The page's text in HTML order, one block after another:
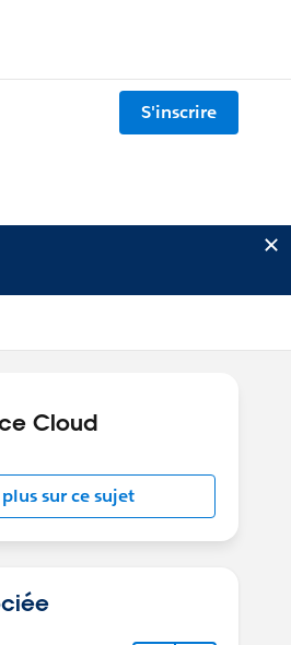
S'inscrire
Cloud
sur ce sujet